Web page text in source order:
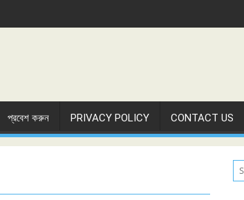
প্রবেশ করুন PRIVACY POLICY CONTACT US